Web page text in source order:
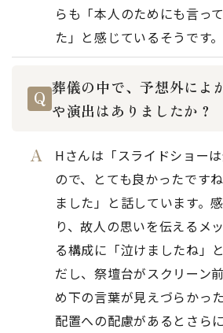
らも「本人のためにも言っ
た」と感じているそうです。
葬儀の中で、予想外によ
や演出はありましたか？
Hさんは「スライドショー
ので、とても良かったです
ました」と話しています。
り、故人の思いを伝えるメ
る構成に「泣けましたね」
だし、祭壇台がスクリーン
め下の言葉が見えづらかっ
配置への配慮があるとさら